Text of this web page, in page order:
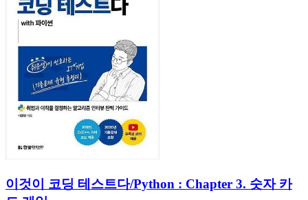
이것이 코딩 테스트다/Python : Chapter 3. 숫자 카